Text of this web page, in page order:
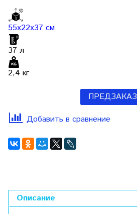
55х22х37 см
37 л
2,4 кг
ПРЕДЗАКАЗ
Добавить в сравнение
Описание